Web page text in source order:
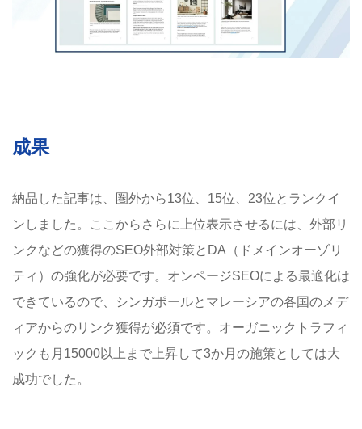
成果
納品した記事は、圏外から13位、15位、23位とランクイ
ンしました。ここからさらに上位表示させるには、外部リ
ンクなどの獲得のSEO外部対策とDA（ドメインオーゾリ
ティ）の強化が必要です。オンページSEOによる最適化は
できているので、シンガポールとマレーシアの各国のメデ
ィアからのリンク獲得が必須です。オーガニックトラフィ
ックも月15000以上まで上昇して3か月の施策としては大
成功でした。